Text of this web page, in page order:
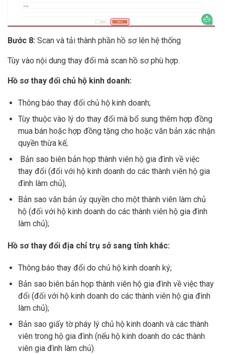
Bước 8: Scan và tải thành phần hồ sơ lên hệ thống
Tùy vào nội dung thay đổi mà scan hồ sơ phù hợp.
Hồ sơ thay đổi chủ hộ kinh doanh:
Thông báo thay đổi chủ hộ kinh doanh;
Tùy thuộc vào lý do thay đổi mà bổ sung thêm hợp đồng
mua bán hoặc hợp đồng tặng cho hoặc văn bản xác nhận
quyền thừa kế;
Bản sao biên bản họp thành viên hộ gia đình về việc
thay đổi (đối với hộ kinh doanh do các thành viên hộ gia
đình làm chủ);
Bản sao văn bản ủy quyền cho một thành viên làm chủ
hộ (đối với hộ kinh doanh do các thành viên hộ gia đình
làm chủ);
Hồ sơ thay đổi địa chỉ trụ sở sang tỉnh khác:
Thông báo thay đổi do chủ hộ kinh doanh ký;
Bản sao biên bản họp thành viên hộ gia đình về việc thay
đổi (đối với hộ kinh doanh do các thành viên hộ gia đình
làm chủ);
Bản sao giấy tờ pháy lý chủ hộ kinh doanh và các thành
viên trong hộ gia đình (nếu hộ kinh doanh do các thành
viên gia đình làm chủ).